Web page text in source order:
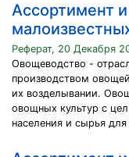
Ассортимент и
Реферат, 20 Декабря
Овощеводство -
производством
их возделывании.
овощных культур с
населения и сырья